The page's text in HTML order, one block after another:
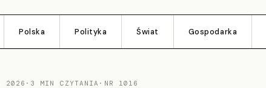
Polska Polityka Świat Gospodarka
2026 · 3 MIN CZYTANIA · NR 1016